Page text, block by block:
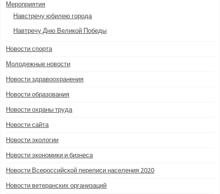
Мероприятия
Навстречу юбилею города
Навтречу Дню Великой Победы
Новости спорта
Молодежные новости
Новости здравоохранения
Новости образования
Новости охраны труда
Новости сайта
Новости экологии
Новости экономики и бизнеса
Новости Всероссийской переписи населения 2020
Новости ветеранских организаций